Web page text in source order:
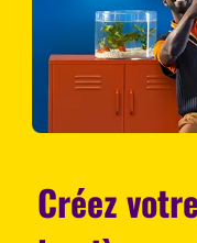
Créez